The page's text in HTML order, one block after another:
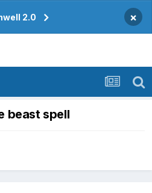
2.0 ×
beast spell